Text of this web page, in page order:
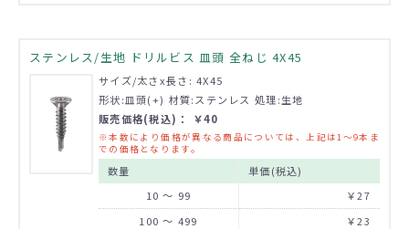
ステンレス/生地 ドリルビス 皿頭 全ねじ 4X45
サイズ/太さx長さ: 4X45
形状:皿頭(+) 材質:ステンレス 処理:生地
販売価格(税込)： ￥40
※本数により価格が異なる商品については、上記は1～9本ま
での価格となります。
数量
単価(税込)
10 ～ 99
￥27
100 ～ 499
￥23